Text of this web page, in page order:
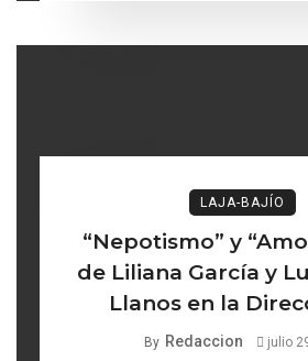
LAJA-BAJÍO
“Nepotismo” y
de Liliana García y
Llanos en la
Turismo de Comonfort la
By Redaccion julio